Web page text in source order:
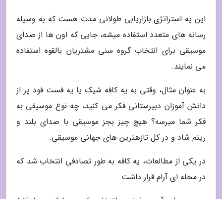
این یه استراتژی بازاریابی طولانی مدت هست که به وسیله
رسانه های متعدد استفاده میشه، جایی که اون ها از صدای
موسیقی برای انتخاب گروه سنی مشتریان بالقوه استفاده
می نمایند.
به عنوان مثال، وقتی به یه کافه شیک یا یه فست فود پر از
دانش آموزان دبیرستانی فکر می کنید، چه نوع موسیقی به
فکر شما میرسه؟ هیچ چیز بجز موسیقی با صدای بلند و
ریتم شاد و در کل تازهترین های جهانی موسیقی.
در یکی از مطالعات، یه کافه به طور تصادفی انتخاب شد که
در محله ای آرام قرار داشت.